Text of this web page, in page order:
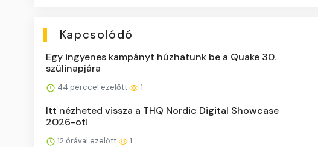
Kapcsolódó
Egy ingyenes kampányt húzhatunk be a Quake 30.
szülinapjára
44 perccel ezelőtt 1
Itt nézheted vissza a THQ Nordic Digital Showcase
2026-ot!
12 órával ezelőtt 1